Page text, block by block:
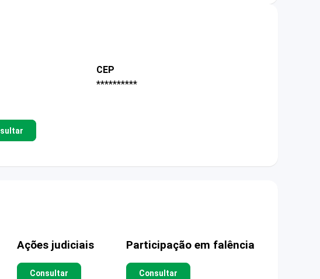
CEP
**********
Ações judiciais
Consultar
Participação em falência
Consultar